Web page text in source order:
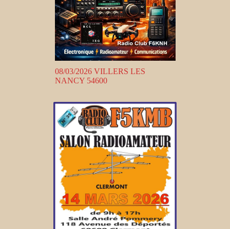
08/03/2026 VILLERS LES
NANCY 54600